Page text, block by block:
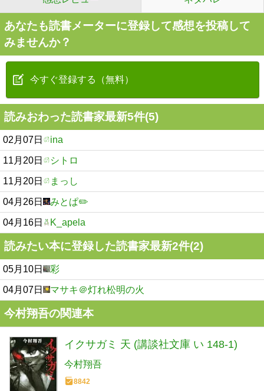
あなたも読書メーターに登録して感想を投稿して
みませんか？
今すぐ登録する（無料）
読みおわった読書家最新5件(5)
02月07日 ina
11月20日 シトロ
11月20日 まっし
04月26日 みとぱ✏️
04月16日 K_apela
読みたい本に登録した読書家最新2件(2)
05月10日 彩
04月07日 マサキ＠灯れ松明の火
今村翔吾の関連本
イクサガミ 天 (講談社文庫 い 148-1)
今村翔吾
8842